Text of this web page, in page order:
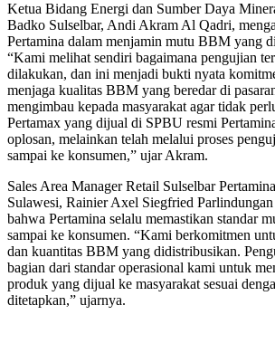
Ketua Bidang Energi dan Sumber Daya
Badko Sulselbar, Andi Akram Al Qadri,
Pertamina dalam menjamin mutu BBM yang
“Kami melihat sendiri bagaimana pengujian
dilakukan, dan ini menjadi bukti nyata
menjaga kualitas BBM yang beredar di
mengimbau kepada masyarakat agar tidak
Pertamax yang dijual di SPBU resmi
oplosan, melainkan telah melalui proses
sampai ke konsumen,” ujar Akram.
Sales Area Manager Retail Sulselbar
Sulawesi, Rainier Axel Siegfried
bahwa Pertamina selalu memastikan standar
sampai ke konsumen. “Kami berkomitmen
dan kuantitas BBM yang didistribusikan.
bagian dari standar operasional kami untuk
produk yang dijual ke masyarakat sesuai
ditetapkan,” ujarnya.